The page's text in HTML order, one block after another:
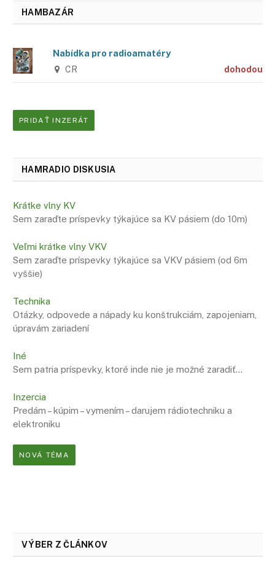
HAMBAZÁR
Nabídka pro radioamatéry
CR dohodou
PRIDAŤ INZERÁT
HAMRADIO DISKUSIA
Krátke vlny KV
Sem zaraďte príspevky týkajúce sa KV pásiem (do 10m)
Veľmi krátke vlny VKV
Sem zaraďte príspevky týkajúce sa VKV pásiem (od 6m
vyššie)
Technika
Otázky, odpovede a nápady ku konštrukciám, zapojeniam,
úpravám zariadení
Iné
Sem patria príspevky, ktoré inde nie je možné zaradiť…
Inzercia
Predám – kúpim – vymením – darujem rádiotechniku a
elektroniku
NOVÁ TÉMA
VÝBER Z ČLÁNKOV